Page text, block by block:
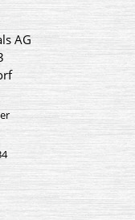
AG